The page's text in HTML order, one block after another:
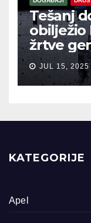
Tešanj
obilježio
žrtve
JUL 15, 2025
KATEGORIJE
Apel